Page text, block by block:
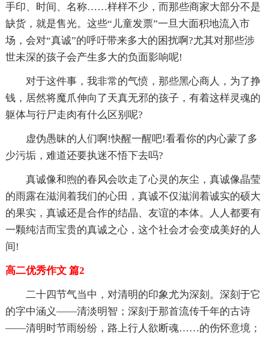
手印、时间、名称……样样不少，而那些商家大部分不是
缺货，就是售光。这些“儿童发票”一旦大面积地流入市
场，会对“真诚”的呼吁带来多大的困扰啊?尤其对那些涉
世未深的孩子会产生多大的负面影响呢!
对于这件事，我非常的气愤，那些黑心商人，为了挣
钱，居然将魔爪伸向了天真无邪的孩子，有着这样灵魂的
躯体与行尸走肉有什么区别呢?
虚伪愚昧的人们啊!快醒一醒吧!看看你的内心蒙了多
少污垢，难道还要执迷不悟下去吗?
真诚像和煦的春风会吹走了心灵的灰尘，真诚像晶莹
的雨露在滋润着我们的心田，真诚不仅滋润着诚实的硕大
的果实，真诚还是合作的结晶、友谊的本体。人人都要有
一颗纯洁而宝贵的真诚之心，这个社会才会变成美好的人
间!
高二优秀作文 篇2
二十四节气当中，对清明的印象尤为深刻。深刻于它
的字中涵义——清淡明智；深刻于那首流传千年的古诗
——清明时节雨纷纷，路上行人欲断魂……的伤怀意境；